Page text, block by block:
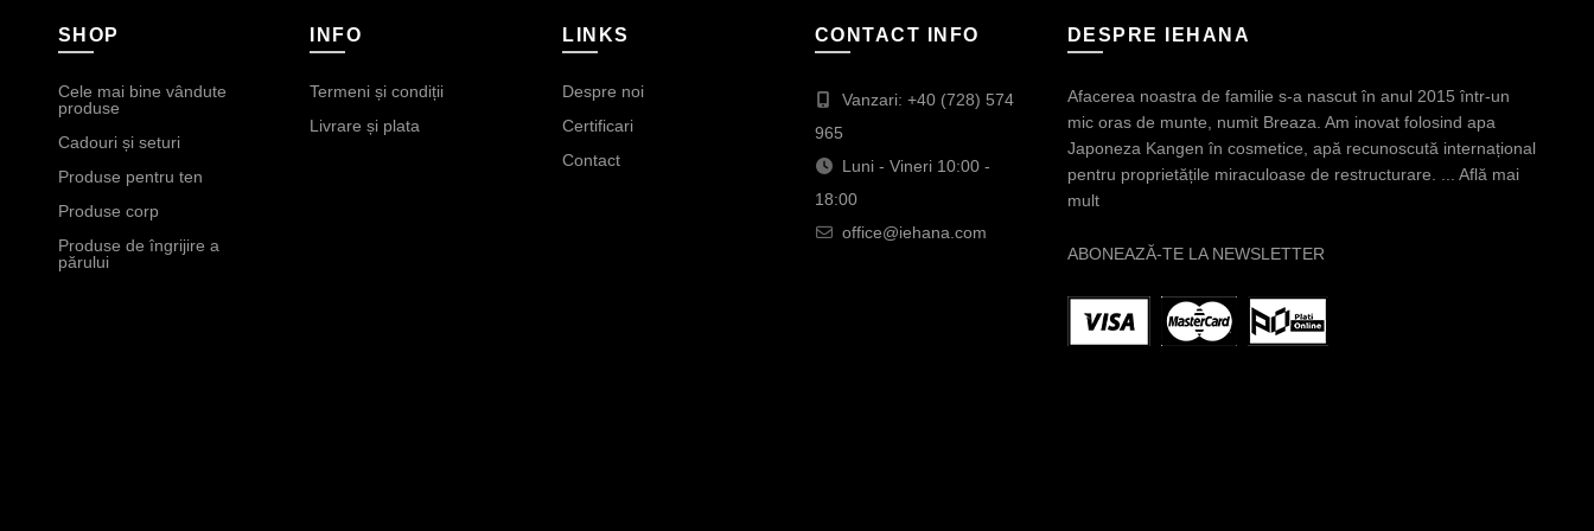
SHOP
Cele mai bine vândute
produse
Cadouri și seturi
Produse pentru ten
Produse corp
Produse de îngrijire a
părului
INFO
Termeni și condiții
Livrare și plata
LINKS
Despre noi
Certificari
Contact
CONTACT INFO
Vanzari: +40 (728) 574
965
Luni - Vineri 10:00 -
18:00
office@iehana.com
DESPRE IEHANA
Afacerea noastra de familie s-a nascut în anul 2015 într-un
mic oras de munte, numit Breaza. Am inovat folosind apa
Japoneza Kangen în cosmetice, apă recunoscută internațional
pentru proprietățile miraculoase de restructurare.
... Află mai
mult
ABONEAZĂ-TE LA NEWSLETTER